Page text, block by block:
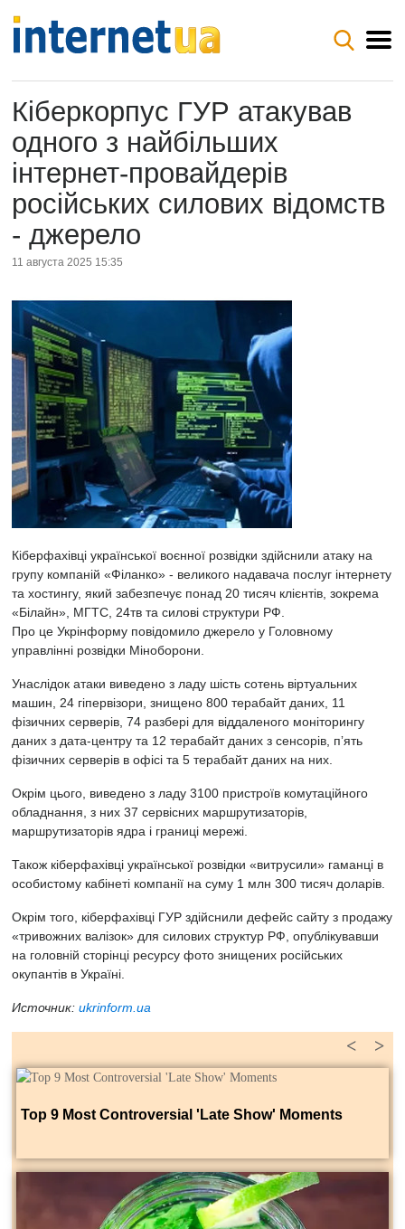
Кіберкорпус ГУР атакував
одного з найбільших
інтернет-провайдерів
російських силових відомств
- джерело
11 августа 2025 15:35
Кіберфахівці української воєнної розвідки здійснили атаку на
групу компаній «Філанко» - великого надавача послуг інтернету
та хостингу, який забезпечує понад 20 тисяч клієнтів, зокрема
«Білайн», МГТС, 24тв та силові структури РФ.
Про це Укрінформу повідомило джерело у Головному
управлінні розвідки Міноборони.
Унаслідок атаки виведено з ладу шість сотень віртуальних
машин, 24 гіпервізори, знищено 800 терабайт даних, 11
фізичних серверів, 74 разбері для віддаленого моніторингу
даних з дата-центру та 12 терабайт даних з сенсорів, пʼять
фізичних серверів в офісі та 5 терабайт даних на них.
Окрім цього, виведено з ладу 3100 пристроїв комутаційного
обладнання, з них 37 сервісних маршрутизаторів,
маршрутизаторів ядра і границі мережі.
Також кіберфахівці української розвідки «витрусили» гаманці в
особистому кабінеті компанії на суму 1 млн 300 тисяч доларів.
Окрім того, кіберфахівці ГУР здійснили дефейс сайту з продажу
«тривожних валізок» для силових структур РФ, опублікувавши
на головній сторінці ресурсу фото знищених російських
окупантів в Україні.
Источник: ukrinform.ua
>
<
Top 9 Most Controversial 'Late Show' Moments